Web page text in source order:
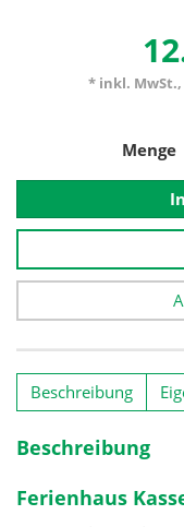
* inkl. MwSt.,
Menge
Beschreibung
Beschreibung
Ferienhaus